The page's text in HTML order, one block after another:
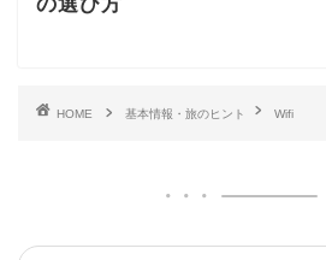
HOME 基本情報・旅のヒント Wifi